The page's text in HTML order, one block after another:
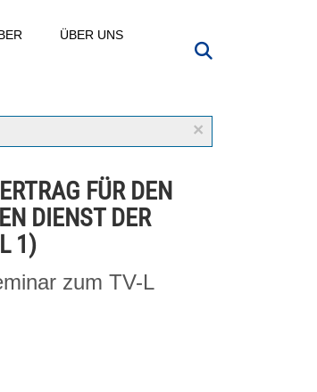
ÜBER UNS
×
FÜR DEN
DIENST DER
1)
zum TV-L